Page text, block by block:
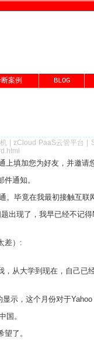
案例 BLOG
|zCloud PaaS云管平台
上填加您为好友，并邀请
件通知。
毕竟在我最初接触互联
出现了，我早已经不记
差）:
从大学到现在，自己
示，这个月份对于
国。
了。